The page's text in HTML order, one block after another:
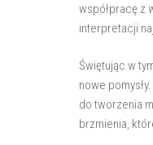
współpracę z
interpretacji
Świętując w
nowe
do tworzenia
brzmienia,